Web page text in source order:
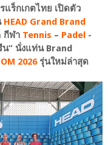
แร็กเกตไทย เปิดตัว
HEAD Grand Brand
กีฬา Tennis – Padel-
” นั่งแท่น Brand
2026รุ่นใหม่ล่าสุด